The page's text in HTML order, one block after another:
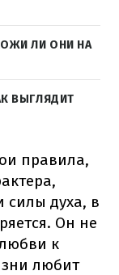
ЛИ ОНИ НА
ВЫГЛЯДИТ
правила,
силы духа, в
Он не
к
любит